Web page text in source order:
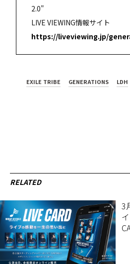
2.0"
LIVE VIEWING情報サイト
https://liveviewing.jp/
EXILE TRIBE GENERATIONS LDH
RELATED
3